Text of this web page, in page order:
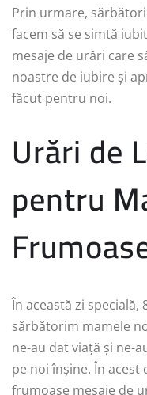
Prin urmare,
facem să se simtă
mesaje de urări care
noastre de iubire și
făcut pentru noi.
Urări de
pentru
În această zi
sărbătorim mamele
ne-au dat viață și ne-
pe noi înșine. În acest
frumoase mesaje de